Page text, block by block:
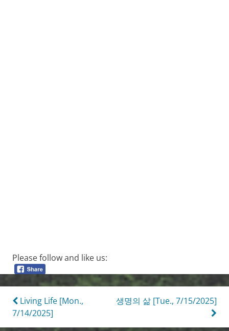
Please follow and like us:
Post
navigation
Living Life [Mon.,
7/14/2025]
생명의 삶 [Tue., 7/15/2025]